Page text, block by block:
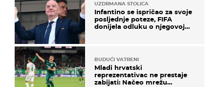
UZDRMANA STOLICA
Infantino se ispričao za svoje
posljednje poteze, FIFA
donijela odluku o njegovoj
BUDUĆI VATRENI
Mladi hrvatski
reprezentativac ne prestaje
zabijati: Načeo mrežu